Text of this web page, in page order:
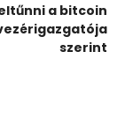
a bitcoin
szerint